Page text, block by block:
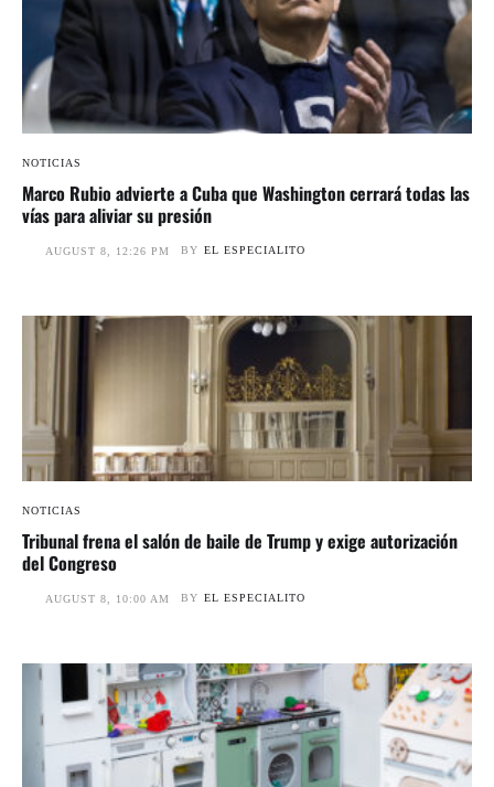
NOTICIAS
Marco Rubio advierte a Cuba que Washington cerrará todas las
vías para aliviar su presión
AUGUST 8, 12:26 PM BY EL ESPECIALITO
NOTICIAS
Tribunal frena el salón de baile de Trump y exige autorización
del Congreso
AUGUST 8, 10:00 AM BY EL ESPECIALITO